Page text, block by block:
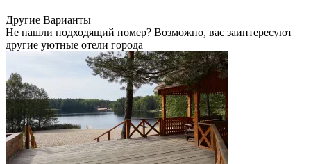
Другие Варианты
Не нашли подходящий номер? Возможно, вас заинтересуют
другие уютные отели города